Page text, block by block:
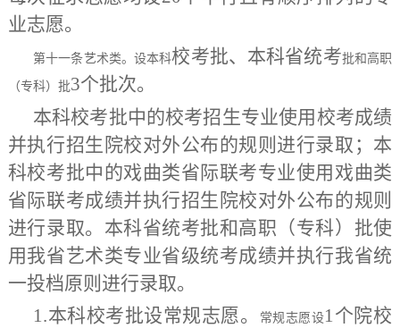
业志愿。
第十一条艺术类。设本科校考批、本科省统考批和高职
（专科）批3个批次。
本科校考批中的校考招生专业使用校考成绩
并执行招生院校对外公布的规则进行录取；本
科校考批中的戏曲类省际联考专业使用戏曲类
省际联考成绩并执行招生院校对外公布的规则
进行录取。本科省统考批和高职（专科）批使
用我省艺术类专业省级统考成绩并执行我省统
一投档原则进行录取。
1.本科校考批设常规志愿。 常规志愿设1个院校